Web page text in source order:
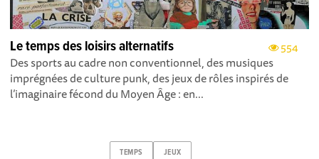
554
Le temps des loisirs alternatifs
Des sports au cadre non conventionnel, des musiques
imprégnées de culture punk, des jeux de rôles inspirés de
l’imaginaire fécond du Moyen Âge : en...
TEMPS JEUX